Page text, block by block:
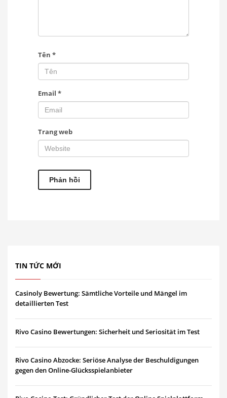
Tên *
Email *
Trang web
TIN TỨC MỚI
Casinoly Bewertung: Sämtliche Vorteile und Mängel im
detaillierten Test
Rivo Casino Bewertungen: Sicherheit und Seriosität im Test
Rivo Casino Abzocke: Seriöse Analyse der Beschuldigungen
gegen den Online-Glücksspielanbieter